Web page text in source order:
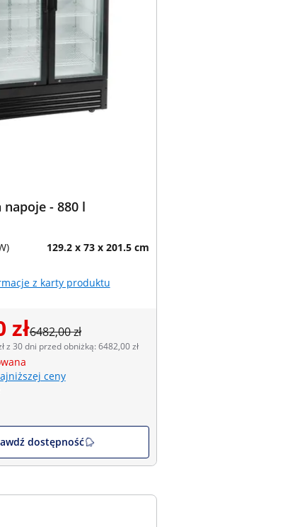
- 880 l
129.2 x 73 x 201.5 cm
z karty produktu
zł6482,00 zł
z 30 dni przed obniżką: 6482,00 zł
ceny
dostępność